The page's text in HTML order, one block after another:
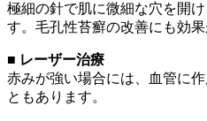
極細の針で肌に微細な穴を開
す。毛孔性苔癬の改善にも効果
■ レーザー治療
赤みが強い場合には、血管に
ともあります。